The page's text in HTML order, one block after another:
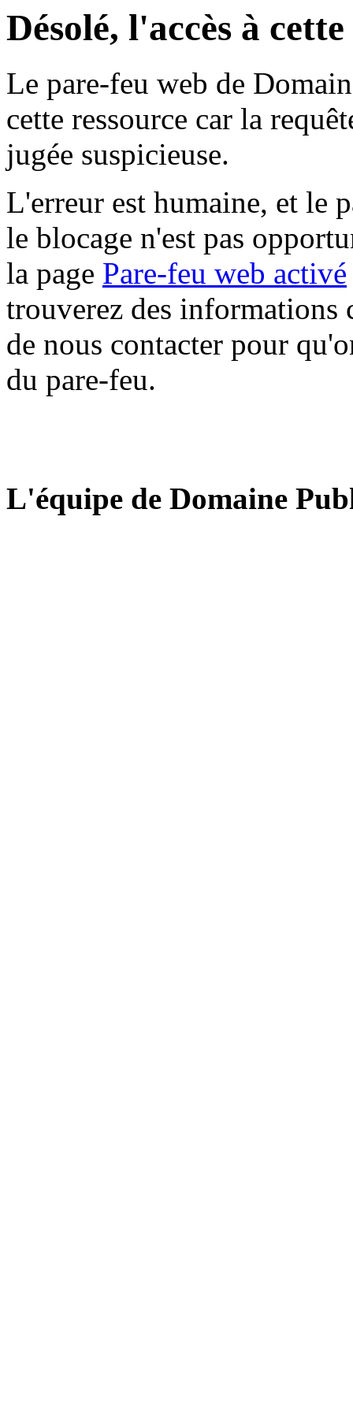
Désolé, l'accès à
Le pare-feu web de
cette ressource car la
jugée suspicieuse.
L'erreur est humaine, et le
le blocage n'est pas
la page Pare-feu web activé
trouverez des informations
de nous contacter pour
du pare-feu.
L'équipe de Domaine